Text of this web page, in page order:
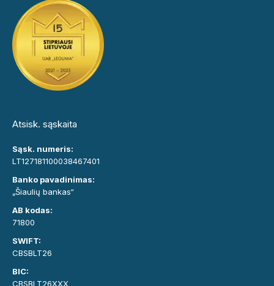
Atsisk. sąskaita
Sąsk. numeris:
LT127181100038467401
Banko pavadinimas:
„Šiaulių bankas“
AB kodas:
71800
SWIFT:
CBSBLT26
BIC:
CBSBLT26XXX